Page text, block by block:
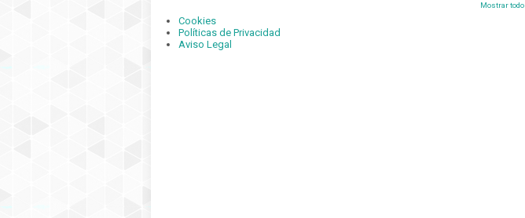
Mostrar todo
Cookies
Políticas de Privacidad
Aviso Legal